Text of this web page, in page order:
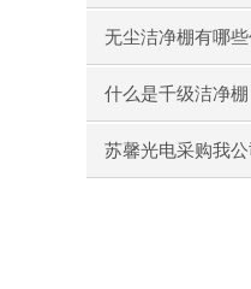
助力环保型半导体
无尘洁净棚有哪